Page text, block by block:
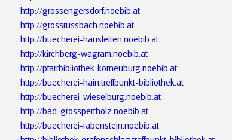
http://grossengersdorf.noebib.at
http://grossrussbach.noebib.at
http://buecherei-hausleiten.noebib.at
http://kirchberg-wagram.noebib.at
http://pfarrbibliothek-korneuburg.noebib.at
http://buecherei-hain.treffpunkt-bibliothek.at
http://buecherei-wieselburg.noebib.at
http://bad-grosspertholz.noebib.at
http://buecherei-rabenstein.noebib.at